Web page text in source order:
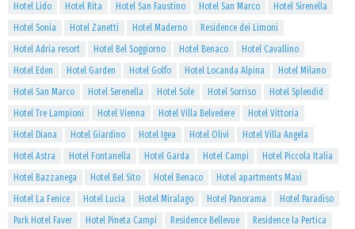
Hotel Lido
Hotel Rita Hotel San Faustino Hotel San Marco
Hotel Sirenella
Hotel Sonia
Hotel Zanetti Hotel Maderno
Residence dei Limoni
Hotel Adria resort
Hotel Bel Soggiorno Hotel Benaco
Hotel Cavallino
Hotel Eden
Hotel Garden Hotel Golfo Hotel Locanda Alpina
Hotel Milano
Hotel San Marco
Hotel Serenella Hotel Sole Hotel Sorriso
Hotel Splendid
Hotel Tre Lampioni
Hotel Vienna Hotel Villa Belvedere
Hotel Vittoria
Hotel Diana
Hotel Giardino Hotel Igea Hotel Olivi
Hotel Villa Angela
Hotel Astra
Hotel Fontanella Hotel Garda Hotel Campi
Hotel Piccola Italia
Hotel Bazzanega
Hotel Bel Sito Hotel Benaco
Hotel apartments Maxi
Hotel La Fenice
Hotel Lucia Hotel Miralago Hotel Panorama
Hotel Paradiso
Park Hotel Faver
Hotel Pineta Campi Residence Bellevue
Residence la Pertica